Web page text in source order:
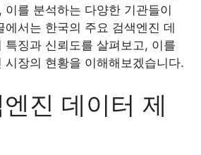
이를 분석하는 다양한 기관들이
에서는 한국의 주요 검색엔진 데
특징과 신뢰도를 살펴보고, 이를
시장의 현황을 이해해보겠습니다.
진 데이터 제